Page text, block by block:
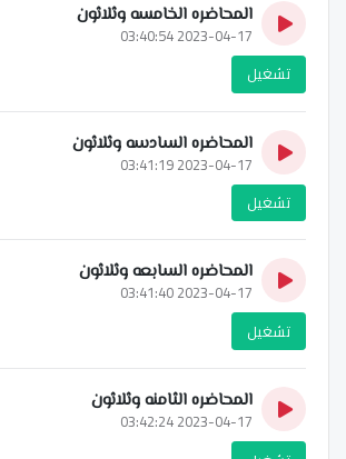
المحاضره الخامسه وثلاثون
2023-04-17 03:40:54
تشغيل
المحاضره السادسه وثلاثون
2023-04-17 03:41:19
تشغيل
المحاضره السابعه وثلاثون
2023-04-17 03:41:40
تشغيل
المحاضره الثامنه وثلاثون
2023-04-17 03:42:24